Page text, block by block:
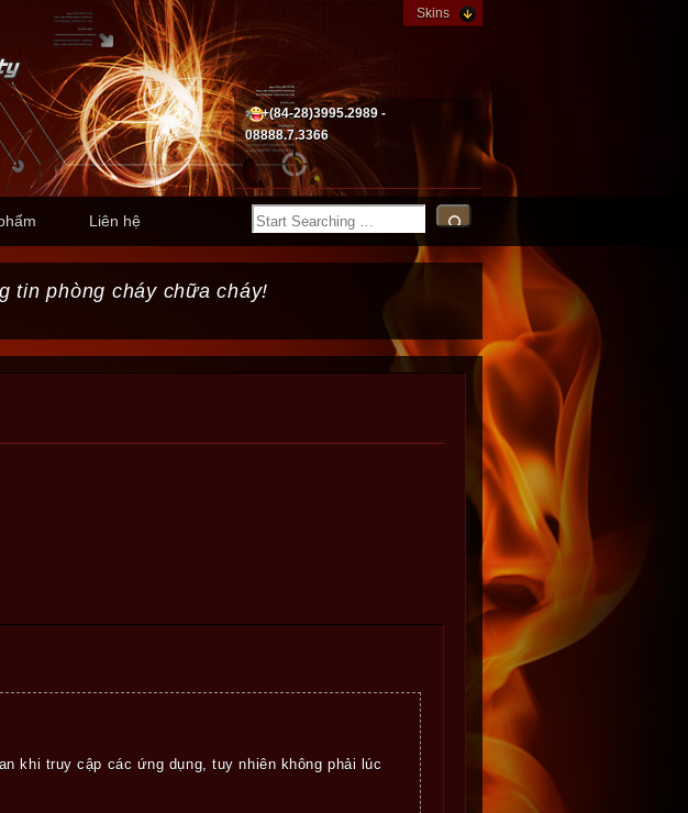
Skins
+(84-28)3995.2989 -
08888.7.3366
Liên hệ
tin phòng cháy chữa cháy!
khi truy cập các ứng dụng, tuy nhiên không phải lúc